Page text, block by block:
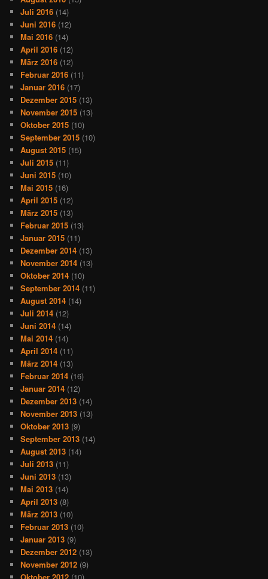
Juli 2016 (14)
Juni 2016 (12)
Mai 2016 (14)
April 2016 (12)
März 2016 (12)
Februar 2016 (11)
Januar 2016 (17)
Dezember 2015 (13)
November 2015 (13)
Oktober 2015 (10)
September 2015 (10)
August 2015 (15)
Juli 2015 (11)
Juni 2015 (10)
Mai 2015 (16)
April 2015 (12)
März 2015 (13)
Februar 2015 (13)
Januar 2015 (11)
Dezember 2014 (13)
November 2014 (13)
Oktober 2014 (10)
September 2014 (11)
August 2014 (14)
Juli 2014 (12)
Juni 2014 (14)
Mai 2014 (14)
April 2014 (11)
März 2014 (13)
Februar 2014 (16)
Januar 2014 (12)
Dezember 2013 (14)
November 2013 (13)
Oktober 2013 (9)
September 2013 (14)
August 2013 (14)
Juli 2013 (11)
Juni 2013 (13)
Mai 2013 (14)
April 2013 (8)
März 2013 (10)
Februar 2013 (10)
Januar 2013 (9)
Dezember 2012 (13)
November 2012 (9)
Oktober 2012 (10)